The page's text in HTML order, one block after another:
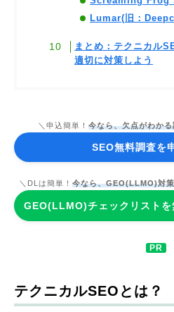
Lumar(旧：
まとめ：テクニカル
適切に対策しよう
＼申込簡単！ 今なら、欠点がわか
SEO無料調査を
＼DLは簡単！ 今なら、GEO(LLMO)対
GEO(LLMO)チェックリストを
テクニカルSEOとは？